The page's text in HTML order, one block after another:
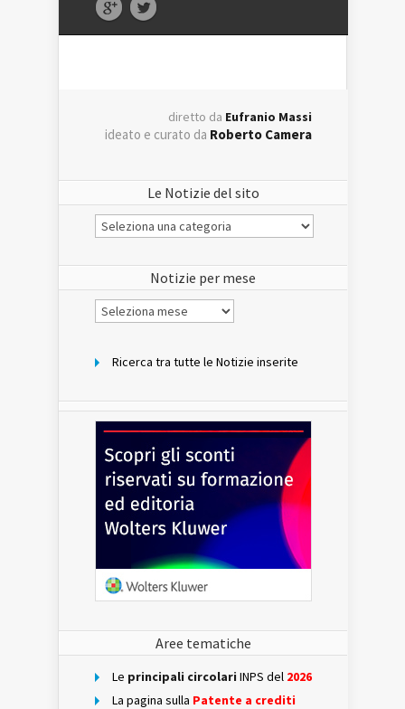
diretto da Eufranio Massi
ideato e curato da Roberto Camera
Le Notizie del sito
Le
Notizie
Notizie per mese
Notizie
per
Ricerca tra tutte le Notizie inserite
Aree tematiche
Le principali circolari INPS del 2026
La pagina sulla Patente a crediti